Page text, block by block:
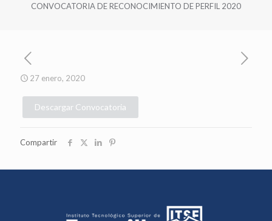
CONVOCATORIA DE RECONOCIMIENTO DE PERFIL 2020
27 enero, 2020
Descargar Convocatoria
Compartir